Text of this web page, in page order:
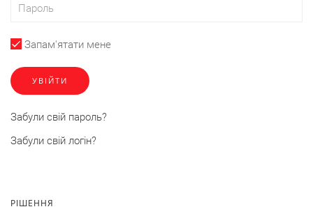
Запам'ятати мене
УВІЙТИ
Забули свій пароль?
Забули свій логін?
РIШЕННЯ